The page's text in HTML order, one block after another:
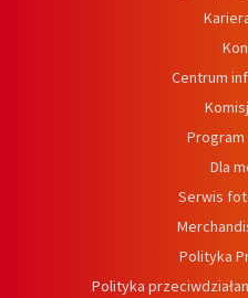
Centrum
Dla
Serwis
Polityka
Polityka